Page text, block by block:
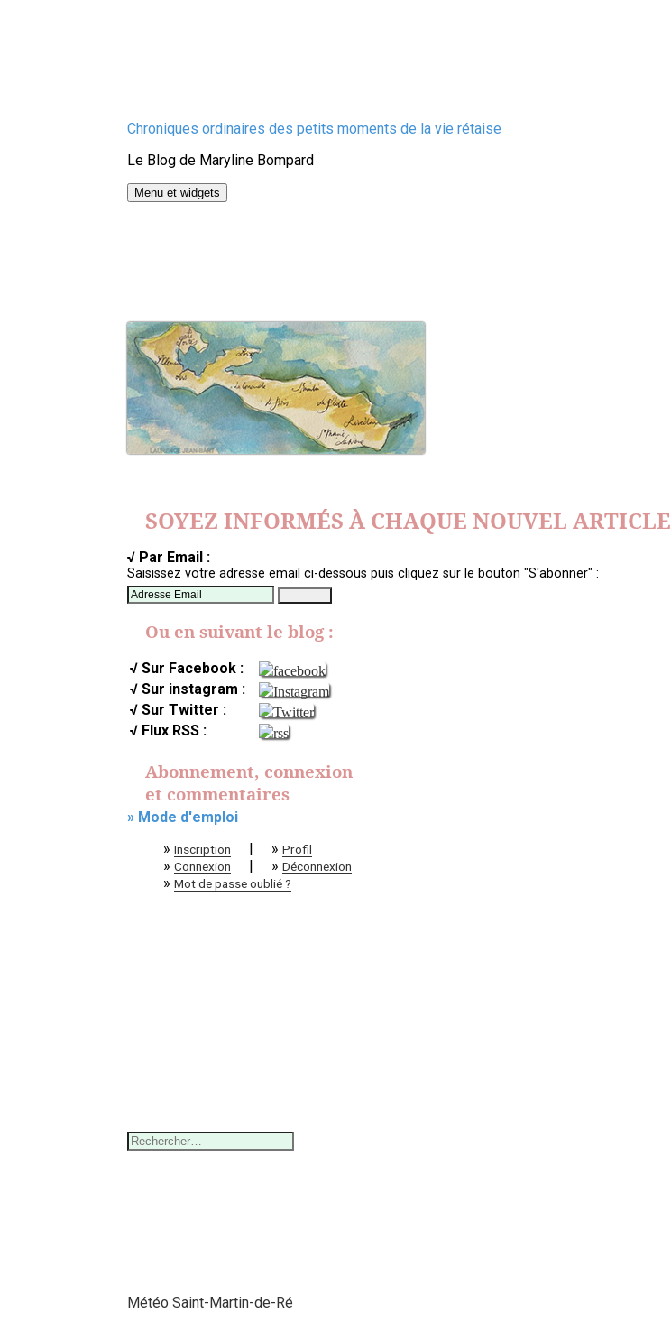
Chroniques ordinaires des petits moments de la vie rétaise
Le Blog de Maryline Bompard
Menu et widgets
SOYEZ INFORMÉS À CHAQUE NOUVEL ARTICLE
√ Par Email :
Saisissez votre adresse email ci-dessous puis cliquez sur le bouton "S'abonner" :
Ou en suivant le blog :
√ Sur Facebook :
√ Sur instagram :
√ Sur Twitter :
√ Flux RSS :
Abonnement, connexion
et commentaires
» Mode d'emploi
» Inscription » Profil
» Connexion » Déconnexion
» Mot de passe oublié ?
Rechercher :
Météo Saint-Martin-de-Ré